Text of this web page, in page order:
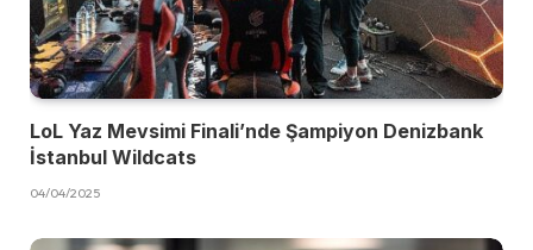
LoL Yaz Mevsimi Finali’nde Şampiyon Denizbank
İstanbul Wildcats
04/04/2025